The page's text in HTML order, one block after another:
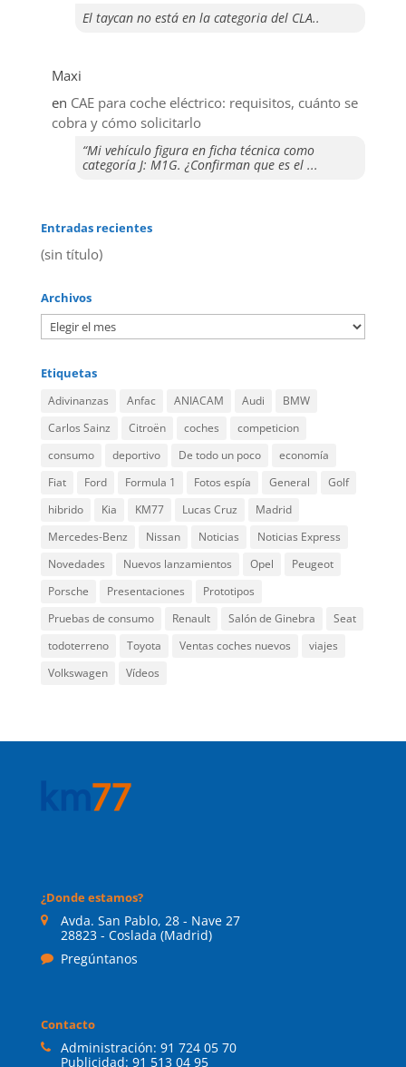
El taycan no está en la categoria del CLA..
Maxi
en CAE para coche eléctrico: requisitos, cuánto se
cobra y cómo solicitarlo
“Mi vehículo figura en ficha técnica como
categoría J: M1G. ¿Confirman que es el ...
Entradas recientes
(sin título)
Archivos
Etiquetas
Adivinanzas Anfac ANIACAM Audi
BMW
Carlos Sainz
Citroën coches
competicion
consumo
deportivo De todo un poco
economía
Fiat
Ford Formula 1 Fotos espía General
Golf
hibrido
Kia KM77 Lucas Cruz
Madrid
Mercedes-Benz
Nissan Noticias
Noticias Express
Novedades
Nuevos lanzamientos Opel
Peugeot
Porsche
Presentaciones
Prototipos
Pruebas de consumo
Renault Salón de Ginebra
Seat
todoterreno
Toyota Ventas coches nuevos
viajes
Volkswagen
Vídeos
¿Donde estamos?
Avda. San Pablo, 28 - Nave 27
28823 - Coslada (Madrid)
Pregúntanos
Contacto
Administración: 91 724 05 70
Publicidad: 91 513 04 95